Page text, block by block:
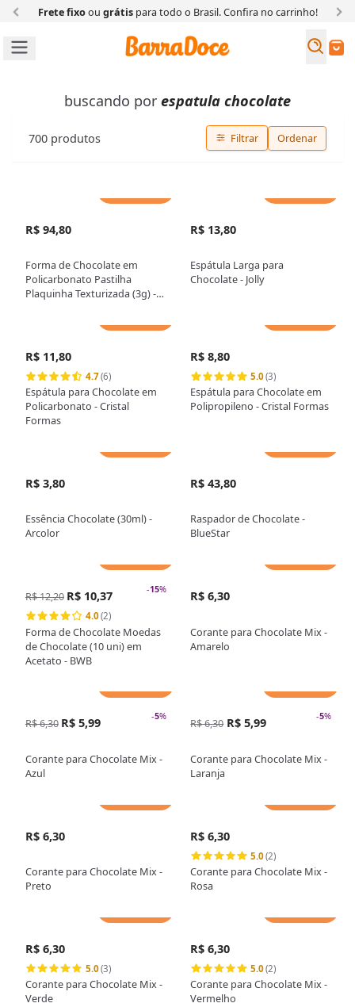
Frete fixoou grátispara todo o Brasil. Confira no carrinho!
Buscar
buscando porespatula chocolate
700 produtos Filtrar Ordenar
R$ 94,80
Forma de Chocolate em
Policarbonato Pastilha
Plaquinha Texturizada (3g) -
R$ 13,80
Espátula Larga para
Chocolate - Jolly
R$ 11,80
4.7(6)
Espátula para Chocolate em
Policarbonato - Cristal
Formas
R$ 8,80
5.0(3)
Espátula para Chocolate em
Polipropileno - Cristal Formas
R$ 3,80
Essência Chocolate (30ml) -
Arcolor
R$ 43,80
Raspador de Chocolate -
BlueStar
-15%
R$ 12,20 R$ 10,37
4.0(2)
Forma de Chocolate Moedas
de Chocolate (10 uni) em
Acetato - BWB
R$ 6,30
Corante para Chocolate Mix -
Amarelo
-5%
R$ 6,30 R$ 5,99
Corante para Chocolate Mix -
Azul
-5%
R$ 6,30 R$ 5,99
Corante para Chocolate Mix -
Laranja
R$ 6,30
Corante para Chocolate Mix -
Preto
R$ 6,30
5.0(2)
Corante para Chocolate Mix -
Rosa
R$ 6,30
5.0(3)
Corante para Chocolate Mix -
Verde
R$ 6,30
5.0(2)
Corante para Chocolate Mix -
Vermelho